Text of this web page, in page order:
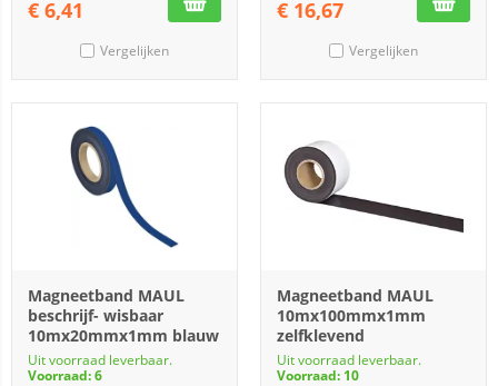
€ 6,41
Vergelijken
€ 16,67
Vergelijken
Magneetband MAUL
beschrijf- wisbaar
10mx20mmx1mm blauw
Uit voorraad leverbaar.
Voorraad: 6
Magneetband MAUL
10mx100mmx1mm
zelfklevend
Uit voorraad leverbaar.
Voorraad: 10